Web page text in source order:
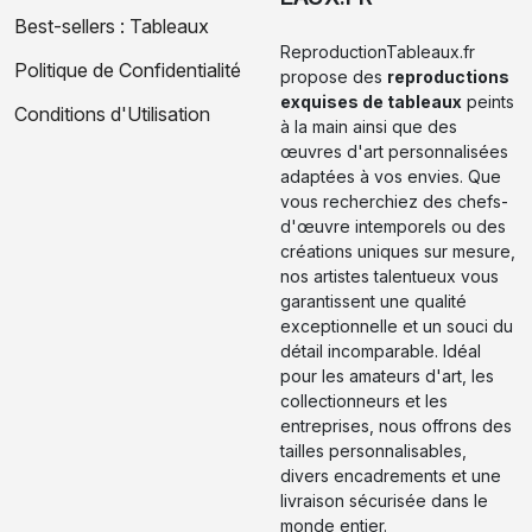
Best-sellers : Tableaux
Politique de Confidentialité
Conditions d'Utilisation
ReproductionTableaux.fr
propose des reproductions
exquises de tableaux peints
à la main ainsi que des
œuvres d'art personnalisées
adaptées à vos envies. Que
vous recherchiez des chefs-
d'œuvre intemporels ou des
créations uniques sur mesure,
nos artistes talentueux vous
garantissent une qualité
exceptionnelle et un souci du
détail incomparable. Idéal
pour les amateurs d'art, les
collectionneurs et les
entreprises, nous offrons des
tailles personnalisables,
divers encadrements et une
livraison sécurisée dans le
monde entier.